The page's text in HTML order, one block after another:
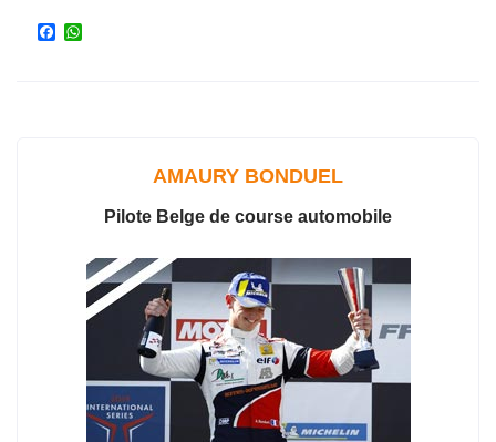
F
AMAURY BONDUEL
Pilote Belge de course automobile